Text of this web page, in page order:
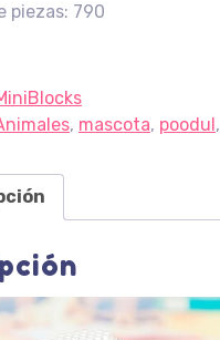
piezas: 790
, mascota, poodul,